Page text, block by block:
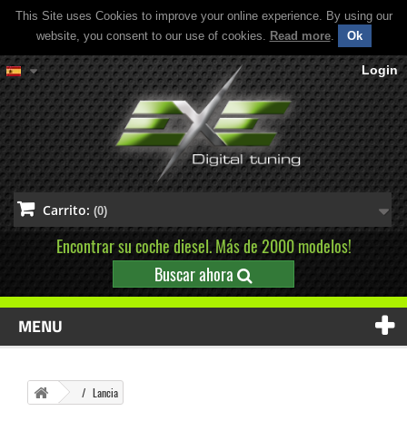
This Site uses Cookies to improve your online experience. By using our
website, you consent to our use of cookies. Read more. Ok
Login
Carrito: (0)
Encontrar su coche diesel. Más de 2000 modelos!
Buscar ahora
MENU
Lancia